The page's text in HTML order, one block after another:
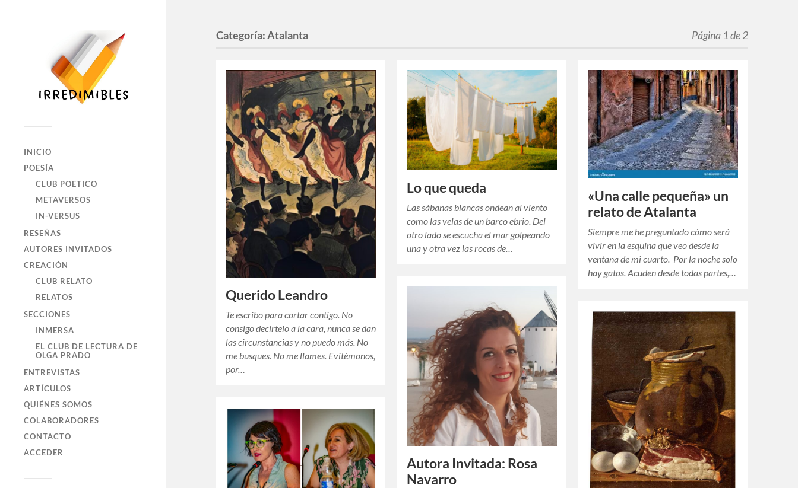
INICIO
POESÍA
CLUB POETICO
METAVERSOS
IN-VERSUS
RESEÑAS
AUTORES INVITADOS
CREACIÓN
CLUB RELATO
RELATOS
SECCIONES
INMERSA
EL CLUB DE LECTURA DE
OLGA PRADO
ENTREVISTAS
ARTÍCULOS
QUIÉNES SOMOS
COLABORADORES
CONTACTO
ACCEDER
Categoría:Atalanta Página 1 de 2
Querido Leandro
Te escribo para cortar contigo. No
consigo decírtelo a la cara, nunca se dan
las circunstancias y no puedo más. No
me busques. No me llames. Evitémonos,
por…
Lo que queda
Las sábanas blancas ondean al viento
como las velas de un barco ebrio. Del
otro lado se escucha el mar golpeando
una y otra vez las rocas de…
«Una calle pequeña» un
relato de Atalanta
Siempre me he preguntado cómo será
vivir en la esquina que veo desde la
ventana de mi cuarto. Por la noche solo
hay gatos. Acuden desde todas partes,…
Autora Invitada: Rosa
Navarro